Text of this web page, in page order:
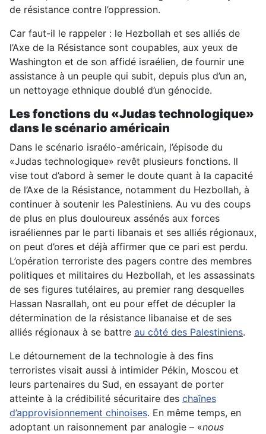
de résistance contre l’oppression.
Car faut-il le rappeler : le Hezbollah et ses alliés de
l’Axe de la Résistance sont coupables, aux yeux de
Washington et de son affidé israélien, de fournir une
assistance à un peuple qui subit, depuis plus d’un an,
un nettoyage ethnique doublé d’un génocide.
Les fonctions du «Judas technologique»
dans le scénario américain
Dans le scénario israélo-américain, l’épisode du
«Judas technologique» revêt plusieurs fonctions. Il
vise tout d’abord à semer le doute quant à la capacité
de l’Axe de la Résistance, notamment du Hezbollah, à
continuer à soutenir les Palestiniens. Au vu des coups
de plus en plus douloureux assénés aux forces
israéliennes par le parti libanais et ses alliés régionaux,
on peut d’ores et déjà affirmer que ce pari est perdu.
L’opération terroriste des pagers contre des membres
politiques et militaires du Hezbollah, et les assassinats
de ses figures tutélaires, au premier rang desquelles
Hassan Nasrallah, ont eu pour effet de décupler la
détermination de la résistance libanaise et de ses
alliés régionaux à se battre au côté des Palestiniens.
Le détournement de la technologie à des fins
terroristes visait aussi à intimider Pékin, Moscou et
leurs partenaires du Sud, en essayant de porter
atteinte à la crédibilité sécuritaire des chaînes
d’approvisionnement chinoises. En même temps, en
adoptant un raisonnement par analogie – «nous